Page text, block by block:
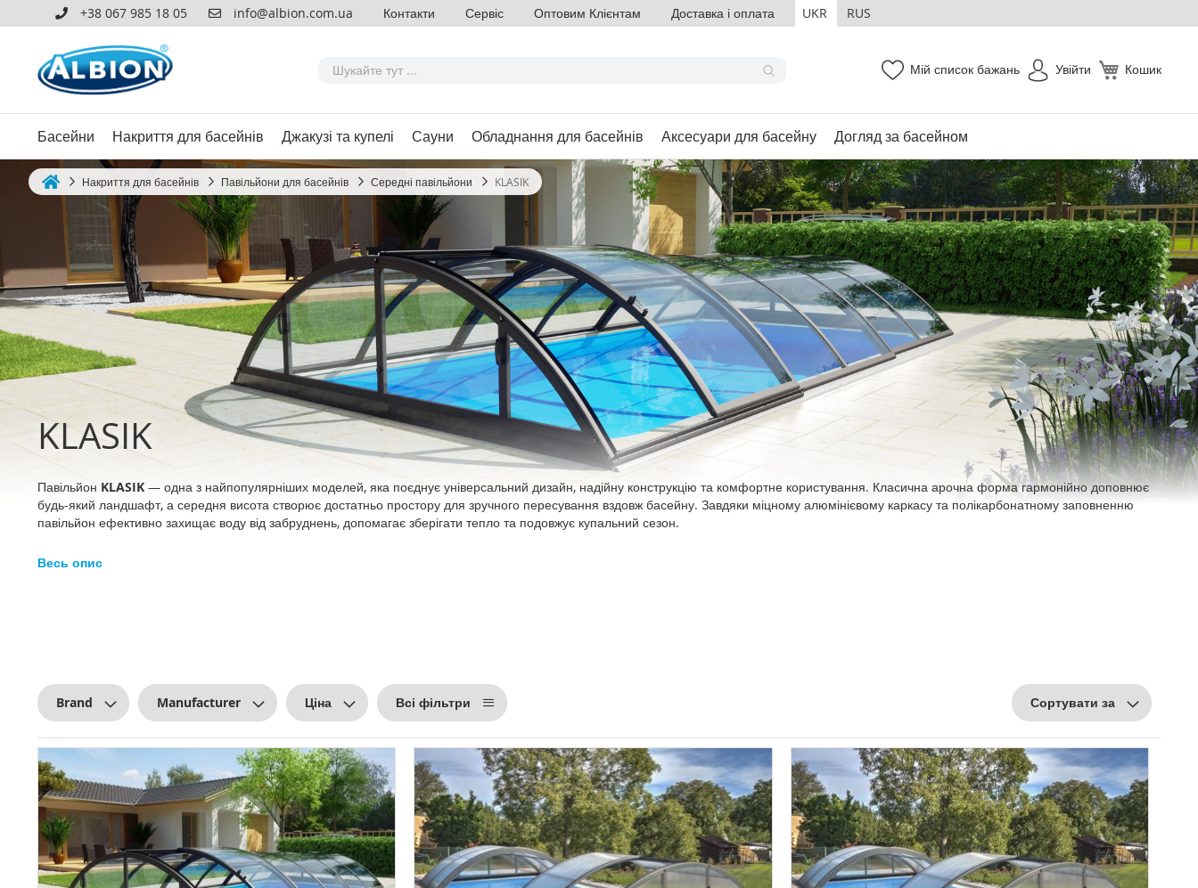
+38 067 985 18 05 info@albion.com.ua Контакти Сервіс Оптовим Клієнтам Доставка і оплата UKR RUS
Кошик
Мій список бажань Увійти
Басейни Накриття для басейнів Джакузі та купелі Сауни Обладнання для басейнів Аксесуари для басейну Догляд за басейном
Накриття для басейнів Павільйони для басейнів Середні павільйони KLASIK
KLASIK
Павільйон KLASIK — одна з найпопулярніших моделей, яка поєднує універсальний дизайн, надійну конструкцію та комфортне користування. Класична арочна форма гармонійно доповнює
будь-який ландшафт, а середня висота створює достатньо простору для зручного пересування вздовж басейну. Завдяки міцному алюмінієвому каркасу та полікарбонатному заповненню
павільйон ефективно захищає воду від забруднень, допомагає зберігати тепло та подовжує купальний сезон.
Весь опис
Brand Manufacturer Ціна Всі фільтри Сортувати за